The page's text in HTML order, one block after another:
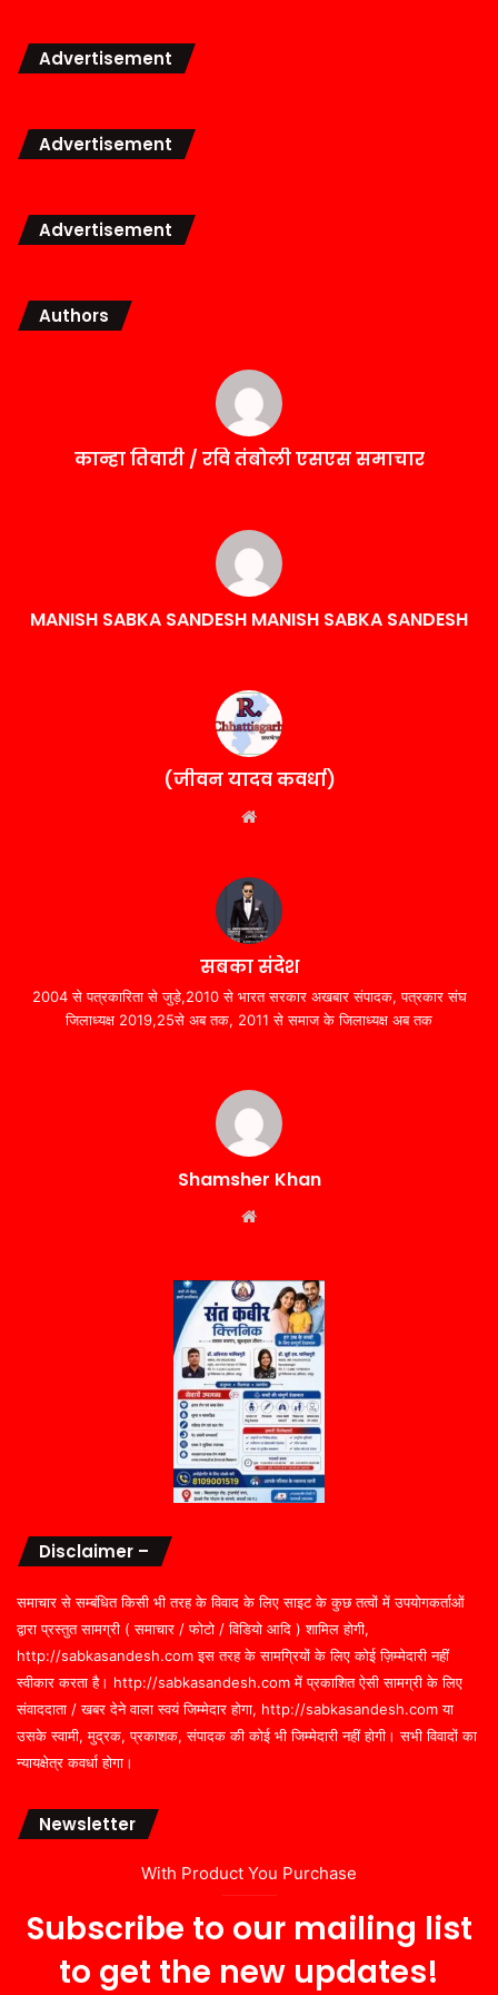
Advertisement
Advertisement
Advertisement
Authors
कान्हा तिवारी / रवि तंबोली एसएस समाचार
MANISH SABKA SANDESH MANISH SABKA SANDESH
(जीवन यादव कवर्धा)
सबका संदेश
2004 से पत्रकारिता से जुड़े,2010 से भारत सरकार अखबार संपादक, पत्रकार संघ
जिलाध्यक्ष 2019,25से अब तक, 2011 से समाज के जिलाध्यक्ष अब तक
Shamsher Khan
Disclaimer –
समाचार से सम्बंधित किसी भी तरह के विवाद के लिए साइट के कुछ तत्वों में उपयोगकर्ताओं
द्वारा प्रस्तुत सामग्री ( समाचार / फोटो / विडियो आदि ) शामिल होगी,
http://sabkasandesh.com इस तरह के सामग्रियों के लिए कोई ज़िम्मेदारी नहीं
स्वीकार करता है। http://sabkasandesh.com में प्रकाशित ऐसी सामग्री के लिए
संवाददाता / खबर देने वाला स्वयं जिम्मेदार होगा, http://sabkasandesh.com या
उसके स्वामी, मुद्रक, प्रकाशक, संपादक की कोई भी जिम्मेदारी नहीं होगी। सभी विवादों का
न्यायक्षेत्र कवर्धा होगा।
Newsletter
With Product You Purchase
Subscribe to our mailing list
to get the new updates!